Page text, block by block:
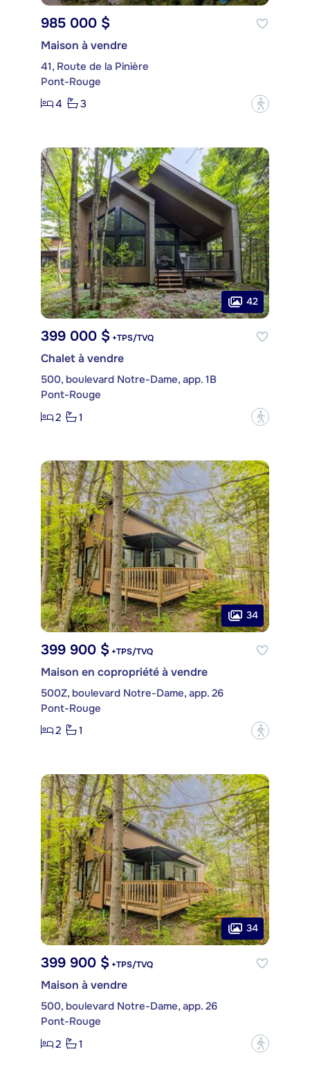
985 000 $
Maison à vendre
41, Route de la Pinière
Pont-Rouge
4
3 ?
42
399 000 $ +TPS/TVQ
Chalet à vendre
500, boulevard Notre-Dame, app. 1B
Pont-Rouge
2
1 ?
34
399 900 $ +TPS/TVQ
Maison en copropriété à vendre
500Z, boulevard Notre-Dame, app. 26
Pont-Rouge
2
1 ?
34
399 900 $ +TPS/TVQ
Maison à vendre
500, boulevard Notre-Dame, app. 26
Pont-Rouge
2
1 ?